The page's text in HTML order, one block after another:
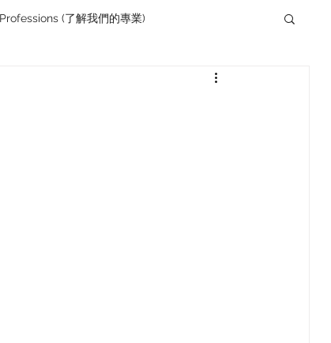
(了解我們的專業)